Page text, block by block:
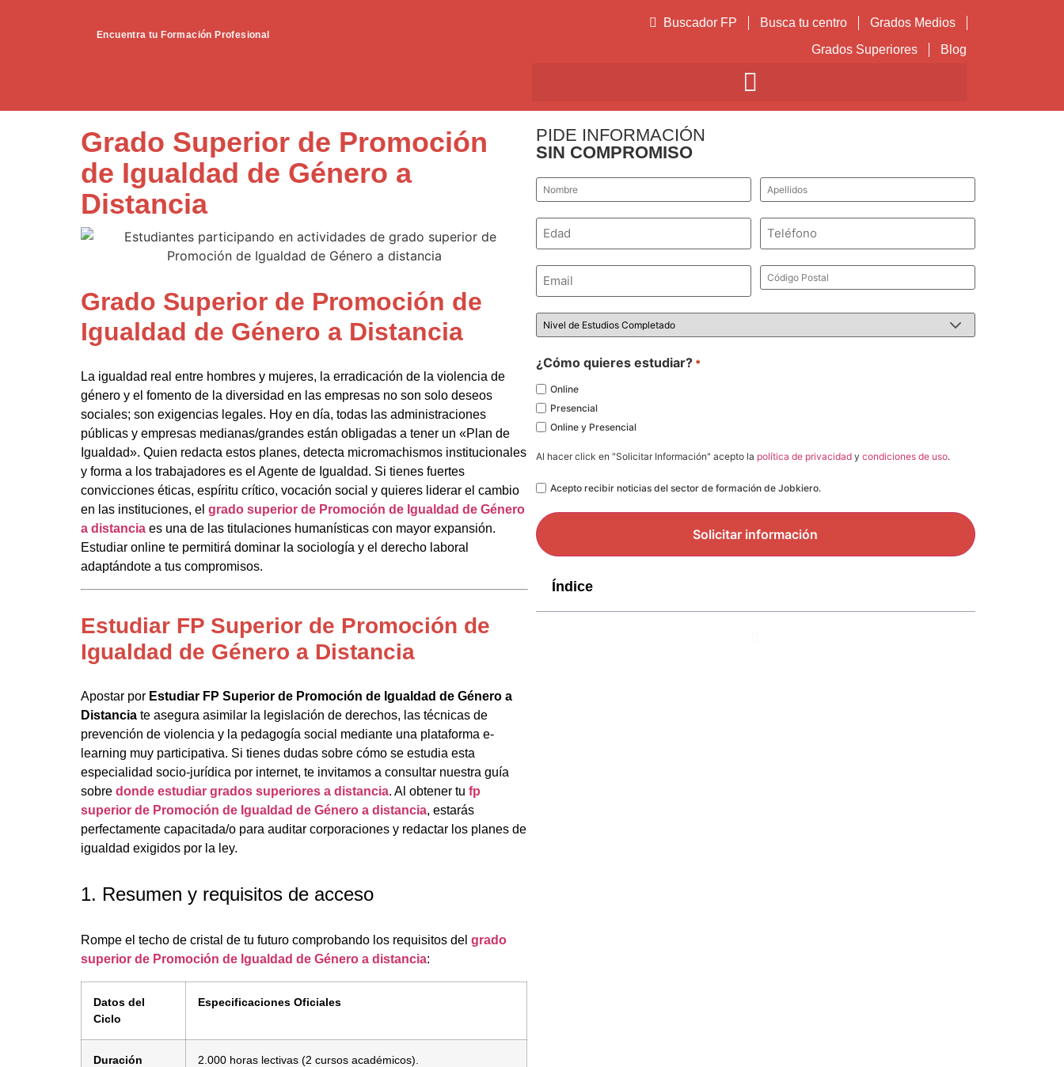
Encuentra tu Formación Profesional
Buscador FP Busca tu centro
Grados Medios
Grados Superiores
Blog
Grado Superior de Promoción
de Igualdad de Género a
Distancia
Grado Superior de Promoción de
Igualdad de Género a Distancia
La igualdad real entre hombres y mujeres, la erradicación de la violencia de
género y el fomento de la diversidad en las empresas no son solo deseos
sociales; son exigencias legales. Hoy en día, todas las administraciones
públicas y empresas medianas/grandes están obligadas a tener un «Plan de
Igualdad». Quien redacta estos planes, detecta micromachismos institucionales
y forma a los trabajadores es el Agente de Igualdad. Si tienes fuertes
convicciones éticas, espíritu crítico, vocación social y quieres liderar el cambio
en las instituciones, el grado superior de Promoción de Igualdad de Género
a distancia es una de las titulaciones humanísticas con mayor expansión.
Estudiar online te permitirá dominar la sociología y el derecho laboral
adaptándote a tus compromisos.
Estudiar FP Superior de Promoción de
Igualdad de Género a Distancia
Apostar por Estudiar FP Superior de Promoción de Igualdad de Género a
Distancia te asegura asimilar la legislación de derechos, las técnicas de
prevención de violencia y la pedagogía social mediante una plataforma e-
learning muy participativa. Si tienes dudas sobre cómo se estudia esta
especialidad socio-jurídica por internet, te invitamos a consultar nuestra guía
sobre donde estudiar grados superiores a distancia. Al obtener tu fp
superior de Promoción de Igualdad de Género a distancia, estarás
perfectamente capacitada/o para auditar corporaciones y redactar los planes de
igualdad exigidos por la ley.
1. Resumen y requisitos de acceso
Rompe el techo de cristal de tu futuro comprobando los requisitos del grado
superior de Promoción de Igualdad de Género a distancia:
Datos del
Ciclo
Especificaciones Oficiales
Duración 2.000 horas lectivas (2 cursos académicos).
PIDE INFORMACIÓN
SIN COMPROMISO
Nombre Apellidos
*
Número Teléfono
Email
Código
Postal
Nivel
de
¿Cómo quieres estudiar? *
Online
Presencial
Online y Presencial
Al hacer click en "Solicitar Información" acepto la política de privacidad y condiciones de uso.
LegalAcepto recibir noticias del sector de formación de Jobkiero.
Índice